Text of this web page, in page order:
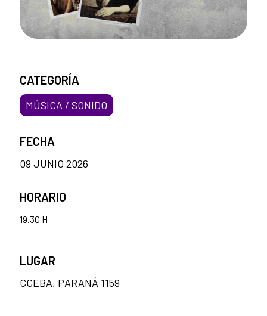
CATEGORÍA
MÚSICA / SONIDO
FECHA
09 JUNIO 2026
HORARIO
19.30 H
LUGAR
CCEBA, PARANÁ 1159